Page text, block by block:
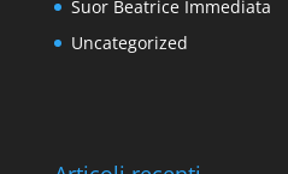
Suor Beatrice Immediata
Uncategorized